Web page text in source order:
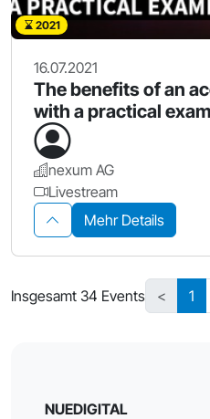
2021
16.07.2021
The benefits of an
with a practical
nexum AG
Livestream
Mehr Details
Insgesamt 34 Events < 1
NUEDIGITAL